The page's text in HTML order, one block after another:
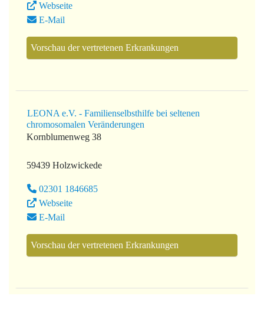
Webseite
E-Mail
Vorschau der vertretenen Erkrankungen
LEONA e.V. - Familienselbsthilfe bei seltenen
chromosomalen Veränderungen
Kornblumenweg 38
59439 Holzwickede
02301 1846685
Webseite
E-Mail
Vorschau der vertretenen Erkrankungen